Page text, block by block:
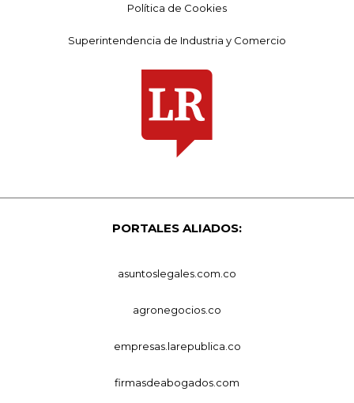
Política de Cookies
Superintendencia de Industria y Comercio
PORTALES ALIADOS:
asuntoslegales.com.co
agronegocios.co
empresas.larepublica.co
firmasdeabogados.com